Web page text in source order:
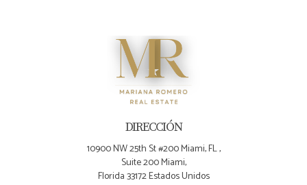
DIRECCIÓN
10900 NW 25th St #200 Miami, FL ,
Suite 200 Miami,
Florida 33172 Estados Unidos